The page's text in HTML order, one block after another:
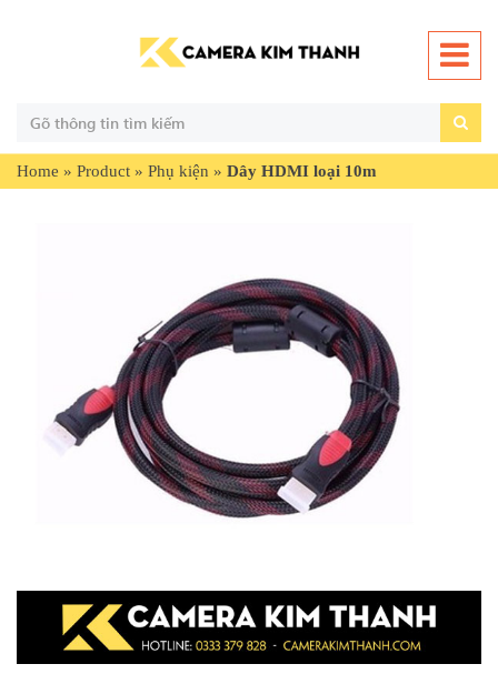
Home » Product » Phụ kiện » Dây HDMI loại 10m